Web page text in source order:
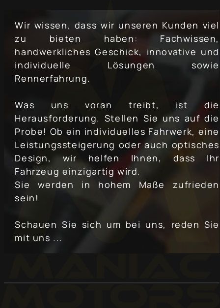
Wir wissen, dass wir unseren Kunden viel
zu bieten haben: Fachwissen,
handwerkliches Geschick, innovative und
individuelle Lösungen sowie
Rennerfahrung.
Was uns voran treibt, ist die
Herausforderung. Stellen Sie uns auf die
Probe! Ob ein individuelles Fahrwerk, eine
Leistungssteigerung oder auch optisches
Design, wir helfen Ihnen, dass Ihr
Fahrzeug einzigartig wird.
Sie werden in hohem Maße zufrieden
sein!
Schauen Sie sich um bei uns, reden Sie
mit uns ...